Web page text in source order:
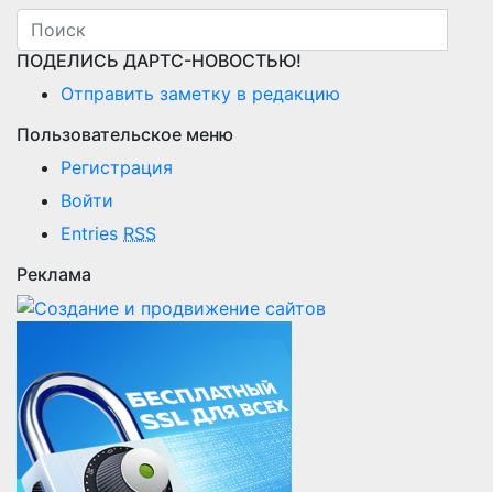
ПОДЕЛИСЬ ДАРТС-НОВОСТЬЮ!
Отправить заметку в редакцию
Пользовательское меню
Регистрация
Войти
Entries RSS
Реклама